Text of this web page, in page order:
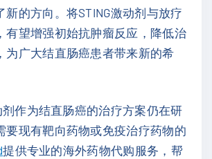
新的方向。将STING激动剂与放疗
有望增强初始抗肿瘤反应，降低治
为广大结直肠癌患者带来新的希
剂作为结直肠癌的治疗方案仍在研
要现有靶向药物或免疫治疗药物的
提供专业的海外药物代购服务，帮